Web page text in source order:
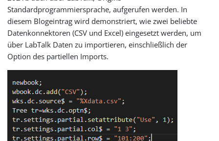
Standardprogrammiersprache, aufgerufen werden. In
diesem Blogeintrag wird demonstriert, wie zwei beliebte
Datenkonnektoren (CSV und Excel) eingesetzt werden, um
über LabTalk Daten zu importieren, einschließlich der
Option des partiellen Imports.